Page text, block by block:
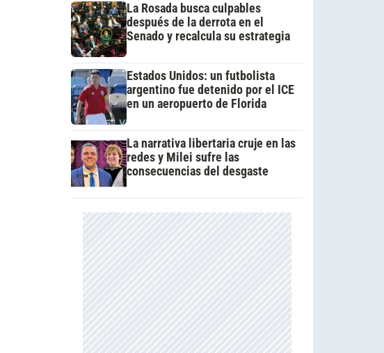
La Rosada busca culpables
después de la derrota en el
Senado y recalcula su estrategia
Estados Unidos: un futbolista
argentino fue detenido por el ICE
en un aeropuerto de Florida
La narrativa libertaria cruje en las
redes y Milei sufre las
consecuencias del desgaste